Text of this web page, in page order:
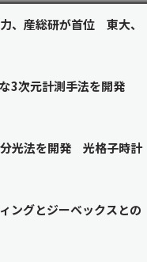
、産総研が首位 東大、
3次元計測手法を開発
光法を開発 光格子時計
ングとジーベックスとの